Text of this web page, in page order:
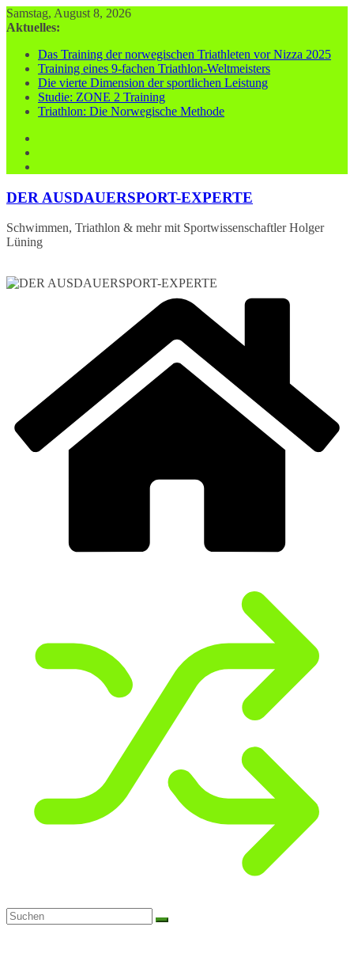
Zum
Inhalt
Samstag, August 8, 2026
Aktuelles:
Das Training der norwegischen Triathleten vor Nizza 2025
Training eines 9-fachen Triathlon-Weltmeisters
Die vierte Dimension der sportlichen Leistung
Studie: ZONE 2 Training
Triathlon: Die Norwegische Methode
DER AUSDAUERSPORT-EXPERTE
Schwimmen, Triathlon & mehr mit Sportwissenschaftler Holger
Lüning